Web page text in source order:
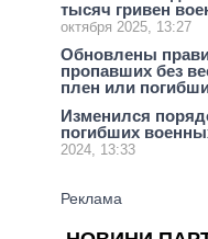
тысяч гривен
октября 2025, 13:27
Обновлены
пропавших без
плен или
Изменился
погибших
2024, 13:33